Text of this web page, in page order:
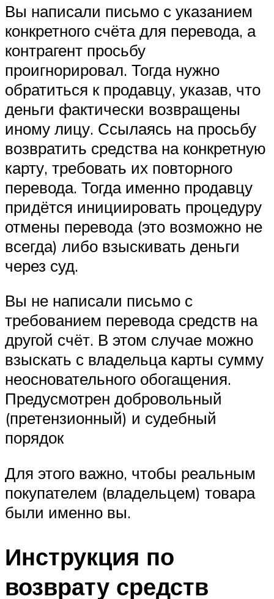
Вы написали письмо с указанием
конкретного счёта для перевода, а
контрагент просьбу
проигнорировал. Тогда нужно
обратиться к продавцу, указав, что
деньги фактически возвращены
иному лицу. Ссылаясь на просьбу
возвратить средства на конкретную
карту, требовать их повторного
перевода. Тогда именно продавцу
придётся инициировать процедуру
отмены перевода (это возможно не
всегда) либо взыскивать деньги
через суд.
Вы не написали письмо с
требованием перевода средств на
другой счёт. В этом случае можно
взыскать с владельца карты сумму
неосновательного обогащения.
Предусмотрен добровольный
(претензионный) и судебный
порядок
Для этого важно, чтобы реальным
покупателем (владельцем) товара
были именно вы.
Инструкция по
возврату средств